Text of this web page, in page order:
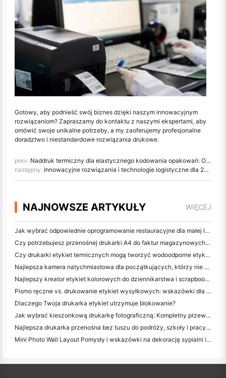
Gotowy, aby podnieść swój biznes dzięki naszym innowacyjnym
rozwiązaniom? Zapraszamy do kontaktu z naszymi ekspertami, aby
omówić swoje unikalne potrzeby, a my zaoferujemy profesjonalne
doradztwo i niestandardowe rozwiązania drukowe.
prev: Naddruk termiczny dla elastycznego kodowania opakowań: Ostateczny przewodnik
następny: Innowacyjne rozwiązania i technologie logistyczne dla 2025 i poza nimi
NAJNOWSZE ARTYKUŁY WIĘCEJ
Jak wybrać odpowiednie oprogramowanie restauracyjne dla małej lub średniej restauracji
Czy potrzebujesz przenośnej drukarki A4 do faktur magazynowych? Co naprawdę działa
Czy drukarki etykiet termicznych mogą tworzyć wodoodporne etykiety dla produktów małych firm?
Najlepsza kamera natychmiastowa dla początkujących, którzy nie chcą marnować papieru
Najlepszy kreator etykiet kolorowych do dziennikarstwa i scrapbooking: dodaj więcej kolorów do każdej strony
Pismo ręczne vs. drukowanie etykiet wysyłkowych: wskazówki dla małych firm w 2026 roku
Dlaczego Twoja drukarka etykiet utrzymuje blokowanie?
Jak wybrać kieszonkową drukarkę fotograficzną: Kompletny przewodnik dla użytkowników dziennikarstwa, podróży i iPhone'a
Najlepsza drukarka przenośna bez tuszu do podróży, szkoły i pracy mobilnej: Hanin MT620 Pro Review
Mini Photo Wall Layout Pomysły i wskazówki na dekorację sypialni i dormitorium